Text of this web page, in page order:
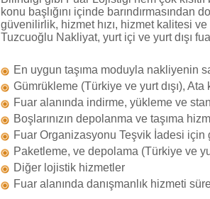
konu başlığını içinde
güvenilirlik, hizmet hızı, hizmet kalitesi
Tuzcuoğlu Nakliyat, yurt içi ve yurt dışı
En uygun taşıma moduyla nakliyenin
Gümrükleme (Türkiye ve yurt dışı),
Fuar alanında indirme, yükleme ve
Boşlarınızın depolanma ve taşıma
Fuar Organizasyonu Teşvik İadesi
Paketleme, ve depolama (Türkiye ve
Diğer lojistik hizmetler
Fuar alanında danışmanlık hizmeti